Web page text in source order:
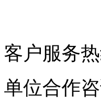
客户服务热
单位合作